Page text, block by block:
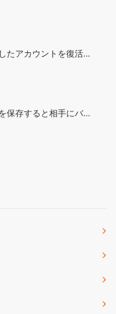
たアカウントを復活…
保存すると相手にバ…